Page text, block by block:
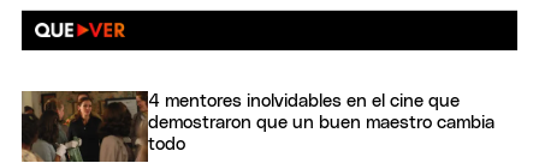
4 mentores inolvidables en el cine que
demostraron que un buen maestro cambia
todo